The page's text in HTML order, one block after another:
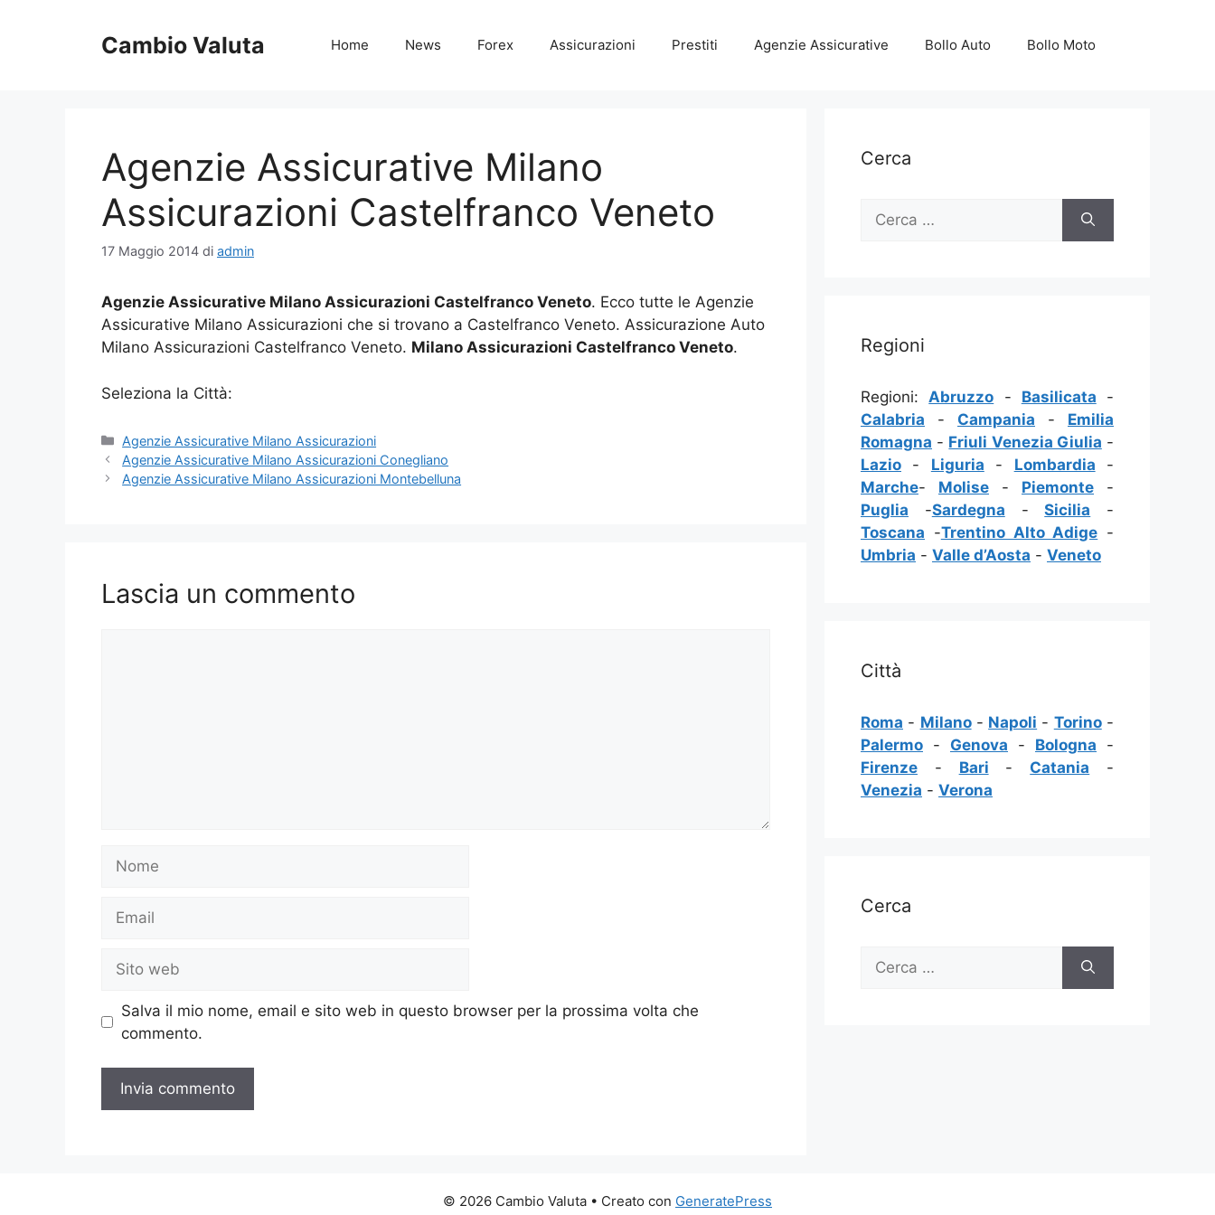
Cambio Valuta Home News Forex Assicurazioni Prestiti Agenzie Assicurative Bollo Auto Bollo Moto
Agenzie Assicurative Milano
Assicurazioni Castelfranco Veneto
17 Maggio 2014 di admin
Agenzie Assicurative Milano Assicurazioni Castelfranco Veneto. Ecco tutte le Agenzie
Assicurative Milano Assicurazioni che si trovano a Castelfranco Veneto. Assicurazione Auto
Milano Assicurazioni Castelfranco Veneto. Milano Assicurazioni Castelfranco Veneto.
Seleziona la Città:
Categorie
Agenzie Assicurative Milano Assicurazioni
Agenzie Assicurative Milano Assicurazioni Conegliano
Agenzie Assicurative Milano Assicurazioni Montebelluna
Lascia un commento
web
Salva il mio nome, email e sito web in questo browser per la prossima volta che
commento.
Cerca
Ricerca
Regioni
Regioni:Abruzzo - Basilicata -
Calabria - Campania - Emilia
Romagna - Friuli Venezia Giulia -
Lazio - Liguria - Lombardia -
Marche- Molise - Piemonte -
Puglia -Sardegna -Sicilia -
Toscana -Trentino Alto Adige -
Umbria - Valle d’Aosta - Veneto
Città
Roma - Milano- Napoli - Torino-
Palermo - Genova - Bologna -
Firenze - Bari - Catania -
Venezia - Verona
Cerca
Ricerca
© 2026 Cambio Valuta • Creato con GeneratePress